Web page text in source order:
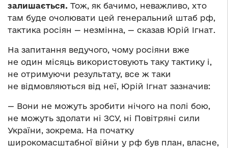
залишається. Тож, як бачимо, неважливо, хто
там буде очолювати цей генеральний штаб рф,
тактика росіян — незмінна, — сказав Юрій Ігнат.
На запитання ведучого, чому росіяни вже
не один місяць використовують таку тактику і,
не отримуючи результату, все ж таки
не відмовляються від неї, Юрій Ігнат зазначив:
— Вони не можуть зробити нічого на полі бою,
не можуть здолати ні ЗСУ, ні Повітряні сили
України, зокрема. На початку
широкомасштабної війни у рф був план, власне,